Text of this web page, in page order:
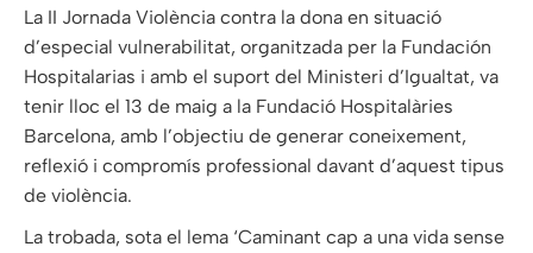
La II Jornada Violència contra la dona en situació
d’especial vulnerabilitat, organitzada per la Fundación
Hospitalarias i amb el suport del Ministeri d’Igualtat, va
tenir lloc el 13 de maig a la Fundació Hospitalàries
Barcelona, amb l’objectiu de generar coneixement,
reflexió i compromís professional davant d’aquest tipus
de violència.
La trobada, sota el lema ‘Caminant cap a una vida sense